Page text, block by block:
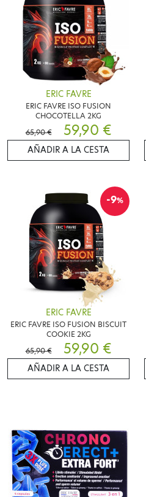
ERIC FAVRE
ERIC FAVRE ISO FUSION
CHOCOTELLA 2KG
65,90 €
59,90 €
AÑADIR A LA CESTA
-9%
ERIC FAVRE
ERIC FAVRE ISO FUSION BISCUIT
COOKIE 2KG
65,90 €
59,90 €
AÑADIR A LA CESTA